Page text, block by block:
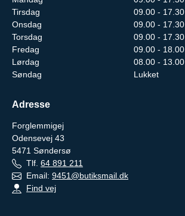
Tirsdag
09.00 - 17.30
Onsdag
09.00 - 17.30
Torsdag
09.00 - 17.30
Fredag
09.00 - 18.00
Lørdag
08.00 - 13.00
Søndag
Lukket
Adresse
Forglemmigej
Odensevej 43
5471 Søndersø
Tlf. 64 891 211
Email: 9451@butiksmail.dk
Find vej